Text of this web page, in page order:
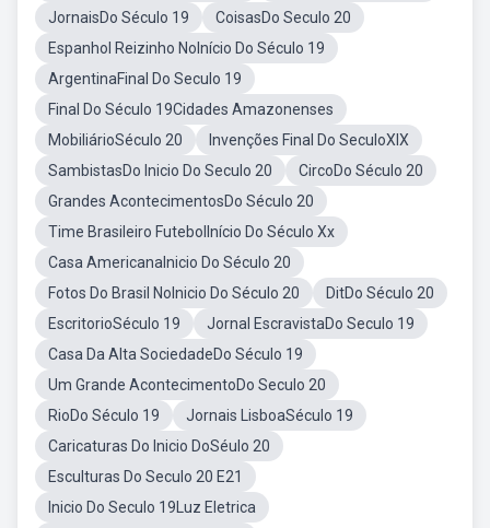
JornaisDo Século 19
CoisasDo Seculo 20
Espanhol Reizinho NoInício Do Século 19
ArgentinaFinal Do Seculo 19
Final Do Século 19Cidades Amazonenses
MobiliárioSéculo 20
Invenções Final Do SeculoXIX
SambistasDo Inicio Do Seculo 20
CircoDo Século 20
Grandes AcontecimentosDo Século 20
Time Brasileiro FutebolInício Do Século Xx
Casa AmericanaInicio Do Século 20
Fotos Do Brasil NoInicio Do Século 20
DitDo Século 20
EscritorioSéculo 19
Jornal EscravistaDo Seculo 19
Casa Da Alta SociedadeDo Século 19
Um Grande AcontecimentoDo Seculo 20
RioDo Século 19
Jornais LisboaSéculo 19
Caricaturas Do Inicio DoSéulo 20
Esculturas Do Seculo 20 E21
Inicio Do Seculo 19Luz Eletrica